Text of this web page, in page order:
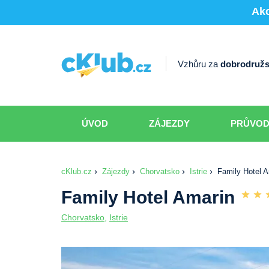
Vzhůru za
ÚVOD ZÁJEZDY
cKlub.cz Zájezdy Chorvatsko Istrie Family Hotel
Family Hotel Amarin
Chorvatsko Istrie